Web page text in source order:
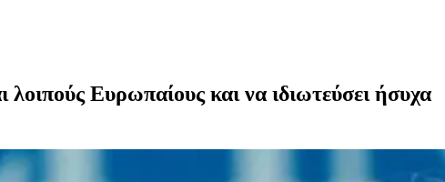
Ευρωπαίους και να ιδιωτεύσει ήσυχα